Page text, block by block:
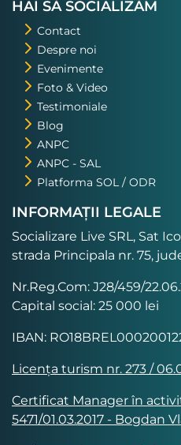
HAI SĂ SOCIALIZĂM
Contact
Despre noi
Evenimente
Foto & Video
Testimoniale
Blog
ANPC
ANPC - SAL
Platforma SOL / ODR
INFORMAȚII LEGALE
Socializare Live SRL, Sat
strada Principala nr. 75,
Nr.Reg.Com: J28/459/
Capital social: 25 000 lei
IBAN:
Licența turism nr. 273 /
Certificat Manager în
5471/01.03.2017 - Bogdan